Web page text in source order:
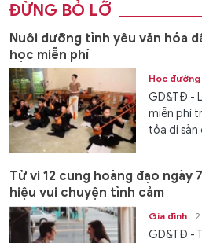
ĐỪNG BỎ LỠ
Nuôi dưỡng tình yêu văn hóa
học miễn phí
Học đường
GD&TĐ -
miễn phí
tỏa di sản
Tử vi 12 cung hoàng đạo ngày
hiệu vui chuyện tình cảm
Gia đình
GD&TĐ -